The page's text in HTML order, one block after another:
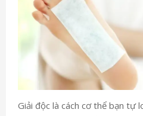
Giải độc là cách cơ thể bạn tự